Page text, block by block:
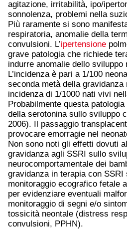
agitazione, irritabilità, ipo/
sonnolenza, problemi nella
Più raramente si sono
respiratoria, anomalie della
convulsioni. L’ipertensione
grave patologia che richiede
indurre anomalie dello sviluppo
L’incidenza è pari a 1/100
seconda metà della gravidanza
incidenza di 1/1000 nati vivi
Probabilmente questa
della serotonina sullo sviluppo
2006). Il passaggio
provocare emorragie nel
Non sono noti gli effetti dovuti
gravidanza agli SSRI sullo
neurocomportamentale dei
gravidanza in terapia con SSRI
monitoraggio ecografico fetale
per evidenziare eventuali
monitoraggio di segni e/o
tossicità neontale (distress
convulsioni, PPHN).